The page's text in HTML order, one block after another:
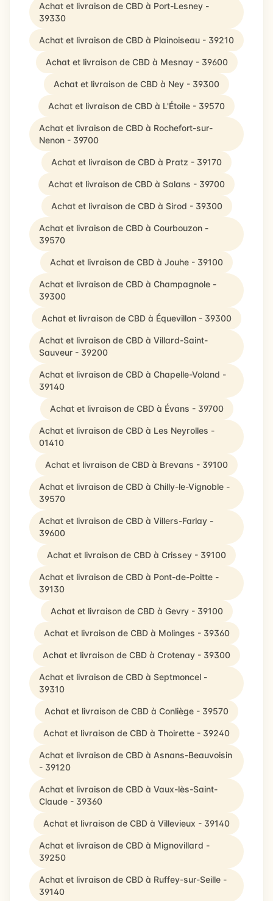
Achat et livraison de CBD à Port-Lesney -
39330
Achat et livraison de CBD à Plainoiseau - 39210
Achat et livraison de CBD à Mesnay - 39600
Achat et livraison de CBD à Ney - 39300
Achat et livraison de CBD à L'Étoile - 39570
Achat et livraison de CBD à Rochefort-sur-
Nenon - 39700
Achat et livraison de CBD à Pratz - 39170
Achat et livraison de CBD à Salans - 39700
Achat et livraison de CBD à Sirod - 39300
Achat et livraison de CBD à Courbouzon -
39570
Achat et livraison de CBD à Jouhe - 39100
Achat et livraison de CBD à Champagnole -
39300
Achat et livraison de CBD à Équevillon - 39300
Achat et livraison de CBD à Villard-Saint-
Sauveur - 39200
Achat et livraison de CBD à Chapelle-Voland -
39140
Achat et livraison de CBD à Évans - 39700
Achat et livraison de CBD à Les Neyrolles -
01410
Achat et livraison de CBD à Brevans - 39100
Achat et livraison de CBD à Chilly-le-Vignoble -
39570
Achat et livraison de CBD à Villers-Farlay -
39600
Achat et livraison de CBD à Crissey - 39100
Achat et livraison de CBD à Pont-de-Poitte -
39130
Achat et livraison de CBD à Gevry - 39100
Achat et livraison de CBD à Molinges - 39360
Achat et livraison de CBD à Crotenay - 39300
Achat et livraison de CBD à Septmoncel -
39310
Achat et livraison de CBD à Conliège - 39570
Achat et livraison de CBD à Thoirette - 39240
Achat et livraison de CBD à Asnans-Beauvoisin
- 39120
Achat et livraison de CBD à Vaux-lès-Saint-
Claude - 39360
Achat et livraison de CBD à Villevieux - 39140
Achat et livraison de CBD à Mignovillard -
39250
Achat et livraison de CBD à Ruffey-sur-Seille -
39140